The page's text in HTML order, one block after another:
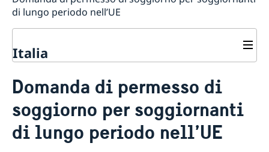
di lungo periodo nell’UE
Italia
non UE/SEE
Ricongiungimento familiare
Casi in cui non è possible presentare domanda online
Lavorare in Svezia
Permesso di soggiorno per soggiornanti di lungo
Studiare in Svezia
Domanda di permesso di
soggiorno per soggiornanti
di lungo periodo nell’UE